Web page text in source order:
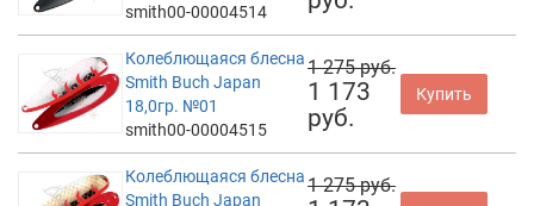
smith00-00004514
Колеблющаяся блесна
Smith Buch Japan
18,0гр. №01
smith00-00004515
1 275 руб.
1 173
руб.
Купить
Колеблющаяся блесна
Smith Buch Japan
1 275 руб.